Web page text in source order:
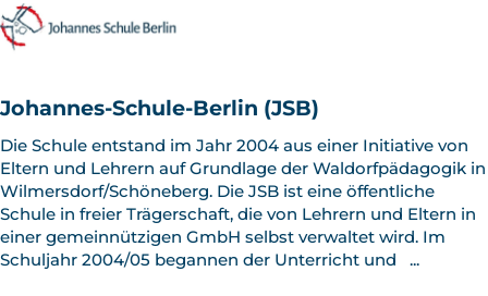
Johannes-Schule-Berlin (JSB)
Die Schule entstand im Jahr 2004 aus einer Initiative von
Eltern und Lehrern auf Grundlage der Waldorfpädagogik in
Wilmersdorf/Schöneberg. Die JSB ist eine öffentliche
Schule in freier Trägerschaft, die von Lehrern und Eltern in
einer gemeinnützigen GmbH selbst verwaltet wird. Im
Schuljahr 2004/05 begannen der Unterricht und
...